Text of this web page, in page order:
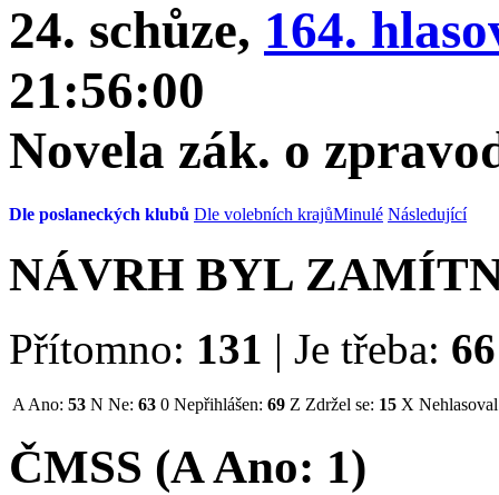
24. schůze, 164.
21:56:00
Novela zák. o
Dle poslaneckých klubů Dle volebních krajůMinulé Následující
NÁVRH BYL
Přítomno: 131 | Je třeba: 66
A Ano: 53 N Ne: 63 0 Nepřihlášen: 69 Z Zdržel se: 15 X Nehlasoval
ČMSS (AAno: 1)